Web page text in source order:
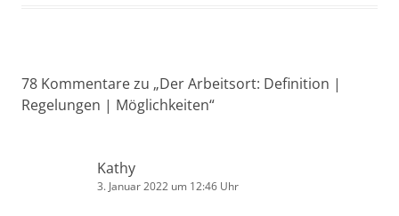
78 Kommentare zu „Der Arbeitsort: Definition |
Regelungen | Möglichkeiten“
Kathy
3. Januar 2022 um 12:46 Uhr